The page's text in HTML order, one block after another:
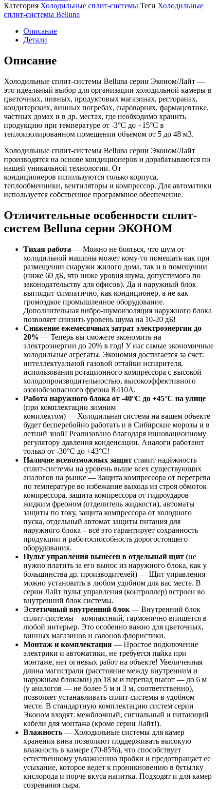
Категория Холодильные сплит-системы Теги Холодильные
сплит-системы Belluna
Описание
Детали
Описание
Холодильные сплит-системы Belluna серии Эконом/Лайт —
это идеальный выбор для организации холодильной камеры в
цветочных, пивных, продуктовых магазинах, ресторанах,
кондитерских, винных погребах, сыроварнях, фармацевтике,
частных домах и в др. местах, где необходимо хранить
продукцию при температуре от -3°С до +15°С в
теплоизолированном помещении объемом от 5 до 48 м3.
Холодильные сплит-системы Belluna серии Эконом/Лайт
производятся на основе кондиционеров и дорабатываются по
нашей уникальной технологии. От
кондиционеров используются только корпуса,
теплообменники, вентиляторы и компрессор. Для автоматики
используется собственное программное обеспечение.
Отличительные особенности сплит-
систем Belluna серии ЭКОНОМ
Тихая работа — Можно не бояться, что шум от
холодильной машины может кому-то помешать как при
размещении снаружи жилого дома, так и в помещении
(ниже 60 дБ, что ниже уровня шума, допустимого по
законодательству для офисов). Да и наружный блок
выглядит симпатично, как кондиционер, а не как
громоздкое промышленное оборудование.
Дополнительная вибро-шумоизоляция наружного блока
позволяет снизить уровень шума на 10-20 дБ!
Снижение ежемесячных затрат электроэнергии до
20% — Теперь вы сможете экономить на
электроэнергии до 20% в год! У нас самые экономичные
холодильные агрегаты. Экономия достигается за счет:
интеллектуальной газовой оттайки испарителя,
использования ротационного компрессора с высокой
холодопроизводительностью, высокоэффективного
озонобезопасного фреона R410A.
Работа наружного блока от -40°С до +45°С на улице
(при комплектации зимним
комплектом) — Холодильная система на вашем объекте
будет бесперебойно работать и в Сибирские морозы и в
летний зной! Реализовано благодаря инновационному
регулятору давления конденсации. Аналоги работают
только от -30°С до +43°С!
Наличие всевозможных защит ставит надёжность
сплит-системы на уровень выше всех существующих
аналогов на рынке — Защита компрессора от перегрева
по температуре во избежание выхода из строя обмоток
компрессора, защита компрессора от гидроударов
жидким фреоном (отделитель жидкости), автоматы
защиты по току, защита компрессора от холодного
пуска, отдельный автомат защиты питания для
наружного блока – всё это гарантирует сохранность
продукции и работоспособность дорогостоящего
оборудования.
Пульт управления вынесен в отдельный щит (не
нужно платить за его вынос из наружного блока, как у
большинства др. производителей) — Щит управления
можно установить в любом удобном для вас месте. В
серии Лайт пульт управления (контроллер) встроен во
внутренний блок системы.
Эстетичный внутренний блок — Внутренний блок
сплит-системы – компактный, гармонично впишется в
любой интерьер. Это особенно важно для цветочных,
винных магазинов и салонов флористики.
Монтаж и комплектация — Простое подключение
электрики и автоматики, не требуется пайка при
монтаже, нет огневых работ на объекте! Увеличенная
длина магистрали (расстояние между внутренним и
наружным блоками) до 18 м и перепад высот — до 6 м
(у аналогов — не более 5 м и 3 м, соответственно),
позволяет устанавливать сплит-системы в удобном
месте. В стандартную комплектацию систем серии
Эконом входят: межблочный, сигнальный и питающий
кабели для монтажа (кроме серии Лайт!).
Влажность — Холодильные системы для камер
хранения вина позволяют поддерживать высокую
влажность в камере (70-85%), что способствует
естественному увлажнению пробки и предотвращает ее
усыхание, которое ведет к проникновению в бутылку
кислорода и порче вкуса напитка. Подходят и для камер
созревания сыра.